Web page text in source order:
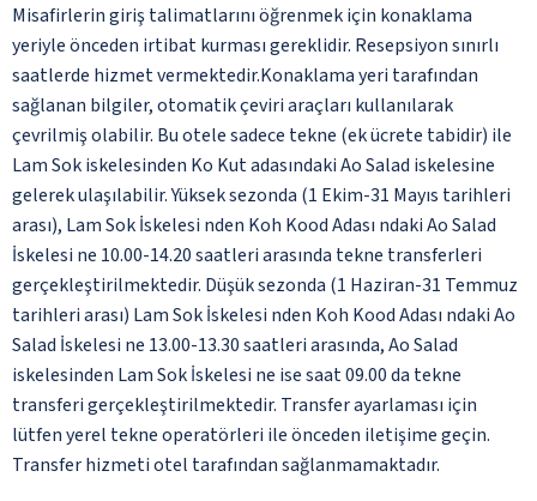
Misafirlerin giriş talimatlarını öğrenmek için konaklama
yeriyle önceden irtibat kurması gereklidir. Resepsiyon sınırlı
saatlerde hizmet vermektedir.Konaklama yeri tarafından
sağlanan bilgiler, otomatik çeviri araçları kullanılarak
çevrilmiş olabilir. Bu otele sadece tekne (ek ücrete tabidir) ile
Lam Sok iskelesinden Ko Kut adasındaki Ao Salad iskelesine
gelerek ulaşılabilir. Yüksek sezonda (1 Ekim-31 Mayıs tarihleri
arası), Lam Sok İskelesi nden Koh Kood Adası ndaki Ao Salad
İskelesi ne 10.00-14.20 saatleri arasında tekne transferleri
gerçekleştirilmektedir. Düşük sezonda (1 Haziran-31 Temmuz
tarihleri arası) Lam Sok İskelesi nden Koh Kood Adası ndaki Ao
Salad İskelesi ne 13.00-13.30 saatleri arasında, Ao Salad
iskelesinden Lam Sok İskelesi ne ise saat 09.00 da tekne
transferi gerçekleştirilmektedir. Transfer ayarlaması için
lütfen yerel tekne operatörleri ile önceden iletişime geçin.
Transfer hizmeti otel tarafından sağlanmamaktadır.